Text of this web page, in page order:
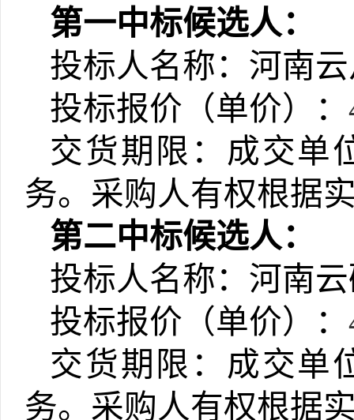
第一中标候选人：
投标人名称： 河南
投标报价（单价）：
交货期限：成交单
务。采购人有权根据
第二中标候选人：
投标人名称： 河南
投标报价（单价）：
交货期限：成交单
务。采购人有权根据